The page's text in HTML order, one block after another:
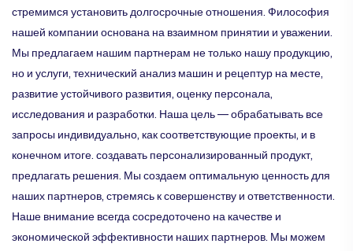
стремимся установить долгосрочные отношения. Философия
нашей компании основана на взаимном принятии и уважении.
Мы предлагаем нашим партнерам не только нашу продукцию,
но и услуги, технический анализ машин и рецептур на месте,
развитие устойчивого развития, оценку персонала,
исследования и разработки. Наша цель — обрабатывать все
запросы индивидуально, как соответствующие проекты, и в
конечном итоге. создавать персонализированный продукт,
предлагать решения. Мы создаем оптимальную ценность для
наших партнеров, стремясь к совершенству и ответственности.
Наше внимание всегда сосредоточено на качестве и
экономической эффективности наших партнеров. Мы можем